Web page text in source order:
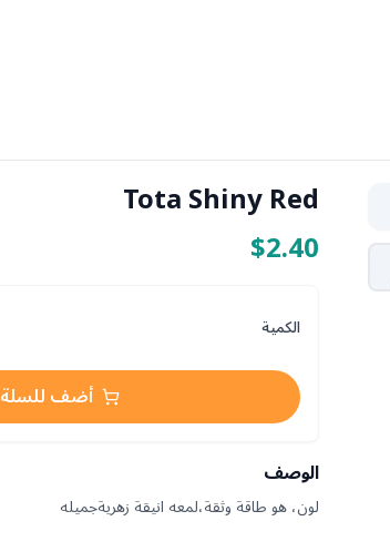
Tota Shiny Red
$2.40
الكمية
أضف للسلة
الوصف
لون، هو طاقة وثقة،لمعه انيقة زهريةجميله